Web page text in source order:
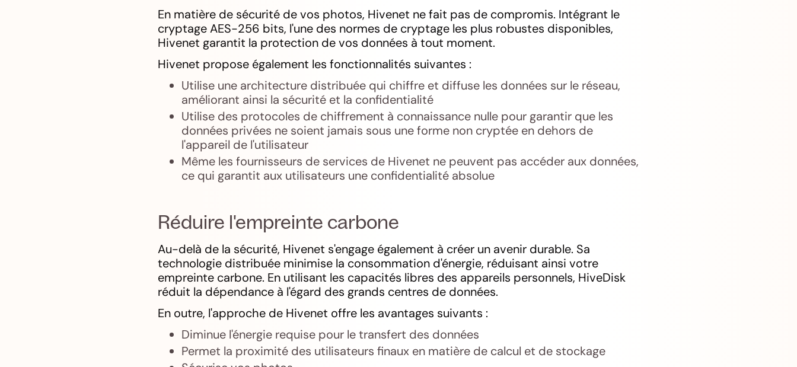
En matière de sécurité de vos photos, Hivenet ne fait pas de compromis. Intégrant le
cryptage AES-256 bits, l'une des normes de cryptage les plus robustes disponibles,
Hivenet garantit la protection de vos données à tout moment.
Hivenet propose également les fonctionnalités suivantes :
Utilise une architecture distribuée qui chiffre et diffuse les données sur le réseau,
améliorant ainsi la sécurité et la confidentialité
Utilise des protocoles de chiffrement à connaissance nulle pour garantir que les
données privées ne soient jamais sous une forme non cryptée en dehors de
l'appareil de l'utilisateur
Même les fournisseurs de services de Hivenet ne peuvent pas accéder aux données,
ce qui garantit aux utilisateurs une confidentialité absolue
Réduire l'empreinte carbone
Au-delà de la sécurité, Hivenet s'engage également à créer un avenir durable. Sa
technologie distribuée minimise la consommation d'énergie, réduisant ainsi votre
empreinte carbone. En utilisant les capacités libres des appareils personnels, HiveDisk
réduit la dépendance à l'égard des grands centres de données.
En outre, l'approche de Hivenet offre les avantages suivants :
Diminue l'énergie requise pour le transfert des données
Permet la proximité des utilisateurs finaux en matière de calcul et de stockage